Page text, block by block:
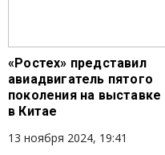
«Ростех» представил
авиадвигатель пятого
поколения на выставке
в Китае
13 ноября 2024, 19:41